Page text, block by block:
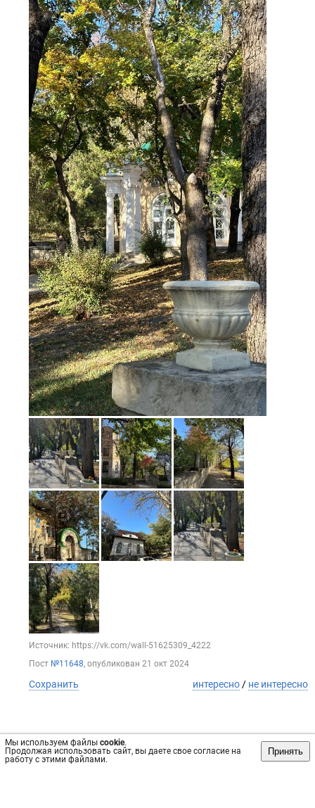
Мы используем файлы cookie.
Продолжая использовать сайт, вы даете свое согласие на
работу с этими файлами.
Принять
Источник: https://vk.com/wall-51625309_4222
Пост №11648, опубликован 21 окт 2024
Сохранить интересно / не интересно